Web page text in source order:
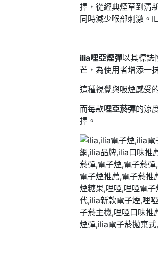
擇，從經典煙草到清
同時減少喉部刺激。
ilia哩亞煙彈以其標誌
芒，為使用者增添一
這種視覺與吸煙感受
而每款哩亞菸彈的涼
擇。